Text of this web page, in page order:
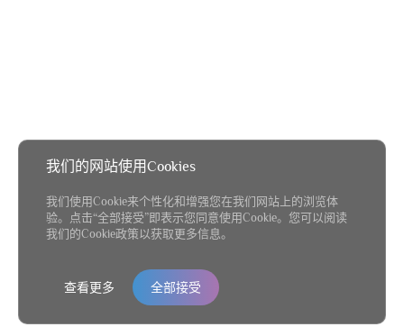
我们的网站使用Cookies
我们使用Cookie来个性化和增强您在我们网站上的浏览体
验。点击“全部接受”即表示您同意使用Cookie。您可以阅读
我们的Cookie政策以获取更多信息。
查看更多 全部接受